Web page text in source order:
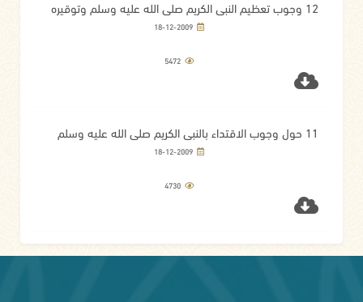
12 وجوب تعظيم النبي الكريم صلى الله عليه وسلم وتوقيره
18-12-2009
5472
11 حول وجوب الاقتداء بالنبي الكريم صلى الله عليه وسلم
18-12-2009
4730